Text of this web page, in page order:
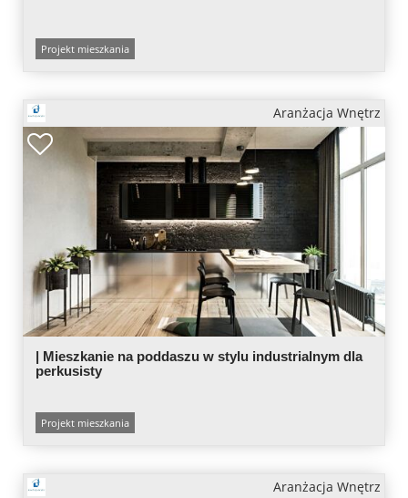
Projekt mieszkania
Aranżacja Wnętrz
| Mieszkanie na poddaszu w stylu industrialnym dla
perkusisty
Projekt mieszkania
Aranżacja Wnętrz